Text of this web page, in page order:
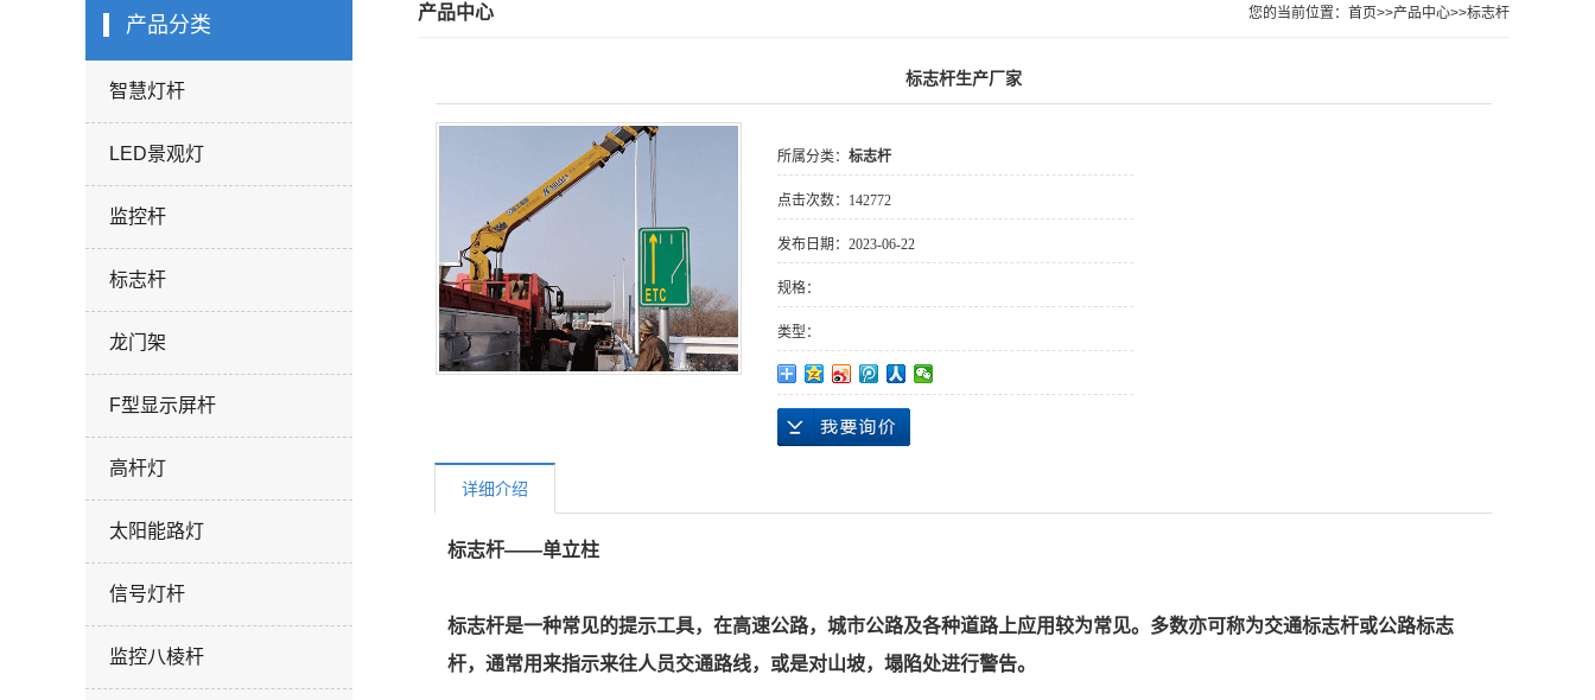
产品分类
智慧灯杆
LED景观灯
监控杆
标志杆
龙门架
F型显示屏杆
高杆灯
太阳能路灯
信号灯杆
监控八棱杆
产品中心 您的当前位置： 首页>>产品中心>>标志杆
标志杆生产厂家
所属分类： 标志杆
点击次数： 142772
发布日期： 2023-06-22
规格：
类型：
详细介绍
标志杆——单立柱
标志杆是一种常见的提示工具，在高速公路，城市公路及各种道路上应用较为常见。多数亦可称为交通标志杆或公路标志
杆，通常用来指示来往人员交通路线，或是对山坡，塌陷处进行警告。